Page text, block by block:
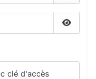
clé d'accès